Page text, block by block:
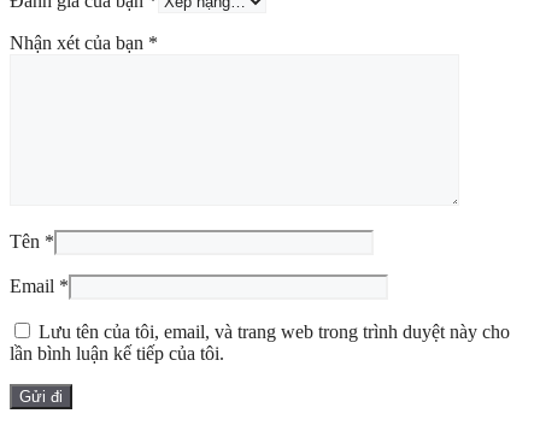
Nhận xét của bạn *
Tên *
Email *
Lưu tên của tôi, email, và trang web trong trình duyệt này cho
lần bình luận kế tiếp của tôi.